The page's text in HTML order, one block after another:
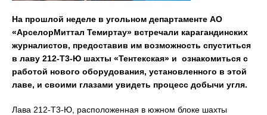
На прошлой неделе в угольном департаменте АО
«АрселорМиттал Темиртау» встречали карагандинских
журналистов, предоставив им возможность спуститься
в лаву 212-Т3-Ю шахты «Тентекская» и ознакомиться с
работой нового оборудования, установленного в этой
лаве, и своими глазами увидеть процесс добычи угля.
Лава 212-Т3-Ю, расположенная в южном блоке шахты